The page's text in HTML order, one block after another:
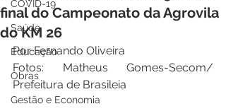
COVID-19
Saúde
Educação
Obras
Gestão e Economia
final do Campeonato da Agrovila
do KM 26
Por Fernando Oliveira
Fotos: Matheus Gomes-Secom/
Prefeitura de Brasileia